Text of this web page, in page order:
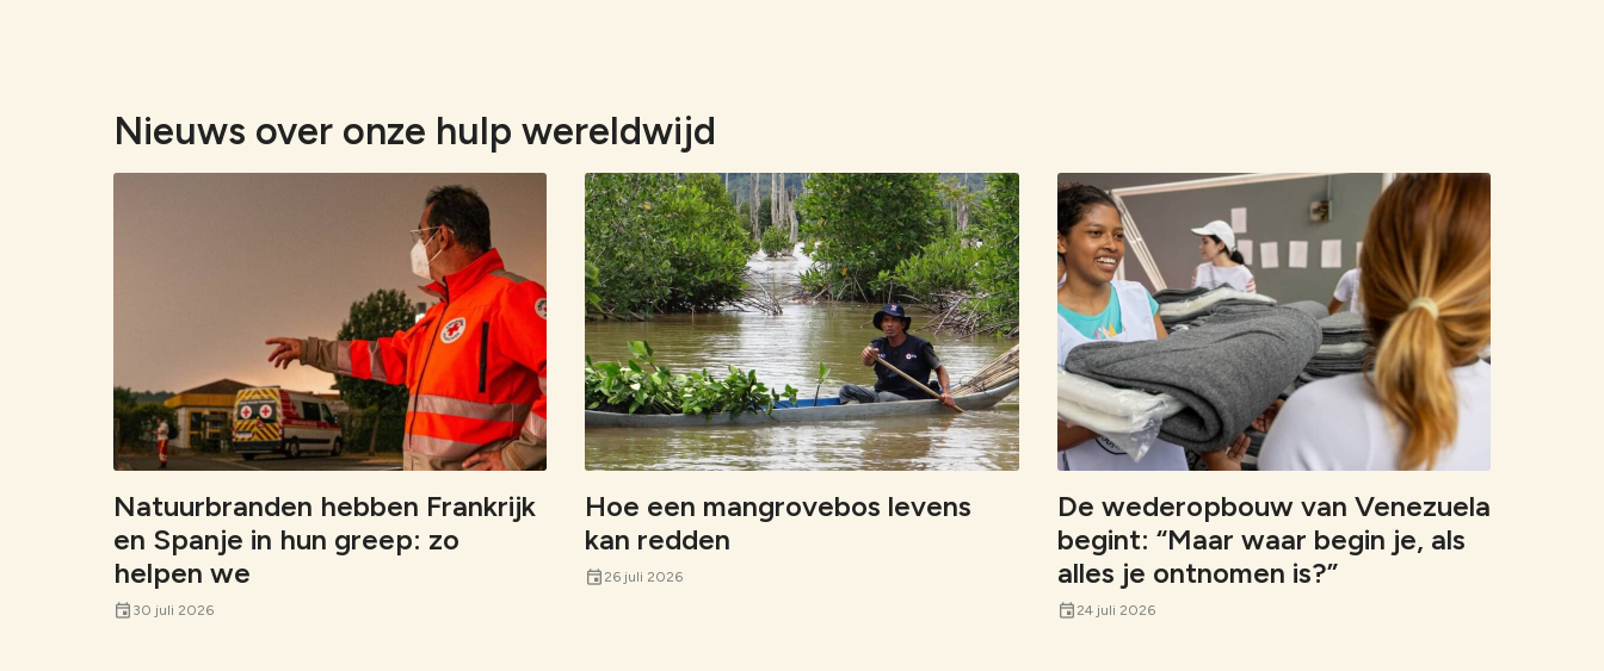
Nieuws over onze hulp wereldwijd
Natuurbranden hebben Frankrijk
en Spanje in hun greep: zo
helpen we
event 30 juli 2026
Hoe een mangrovebos levens
kan redden
event 26 juli 2026
De wederopbouw van Venezuela
begint: “Maar waar begin je, als
alles je ontnomen is?”
event 24 juli 2026